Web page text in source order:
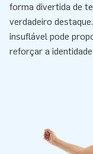
forma divertida de
verdadeiro
insuflável pode
reforçar a